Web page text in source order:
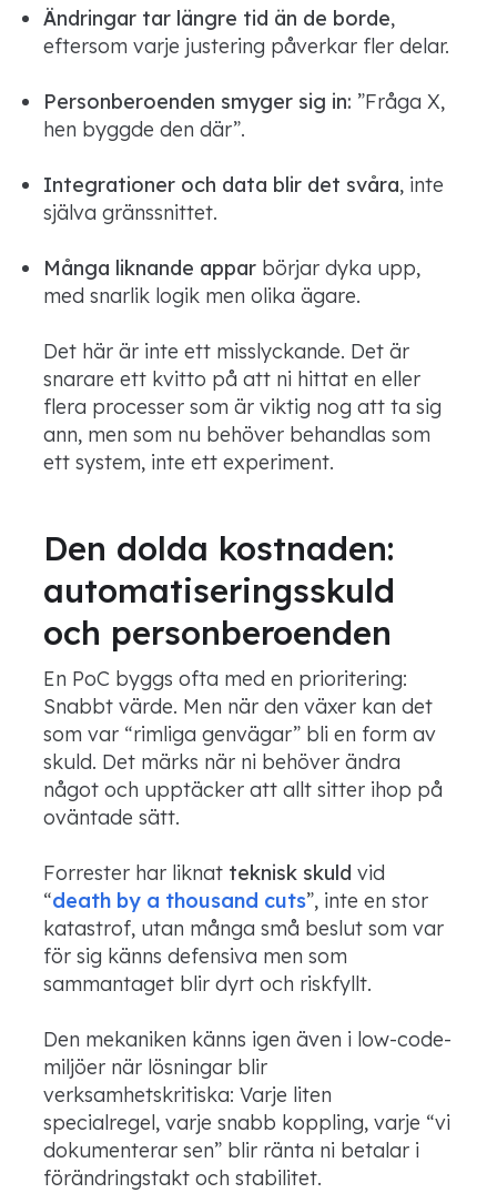
Ändringar tar längre tid än de borde,
eftersom varje justering påverkar fler delar.
Personberoenden smyger sig in: ”Fråga X,
hen byggde den där”.
Integrationer och data blir det svåra, inte
själva gränssnittet.
Många liknande appar börjar dyka upp,
med snarlik logik men olika ägare.
Det här är inte ett misslyckande. Det är
snarare ett kvitto på att ni hittat en eller
flera processer som är viktig nog att ta sig
ann, men som nu behöver behandlas som
ett system, inte ett experiment.
Den dolda kostnaden:
automatiseringsskuld
och personberoenden
En PoC byggs ofta med en prioritering:
Snabbt värde. Men när den växer kan det
som var “rimliga genvägar” bli en form av
skuld. Det märks när ni behöver ändra
något och upptäcker att allt sitter ihop på
oväntade sätt.
Forrester har liknat teknisk skuld vid
“death by a thousand cuts”, inte en stor
katastrof, utan många små beslut som var
för sig känns defensiva men som
sammantaget blir dyrt och riskfyllt.
Den mekaniken känns igen även i low-code-
miljöer när lösningar blir
verksamhetskritiska: Varje liten
specialregel, varje snabb koppling, varje “vi
dokumenterar sen” blir ränta ni betalar i
förändringstakt och stabilitet.